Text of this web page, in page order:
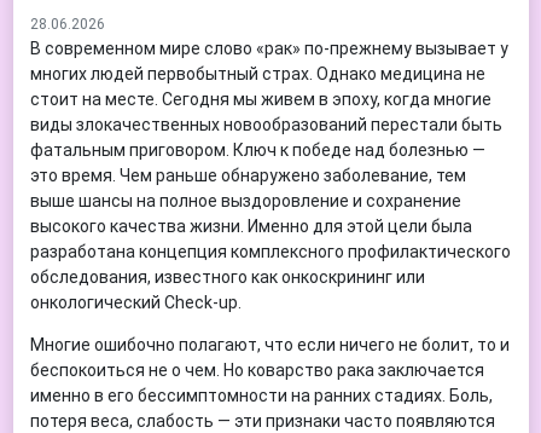
28.06.2026
В современном мире слово «рак» по-прежнему вызывает у
многих людей первобытный страх. Однако медицина не
стоит на месте. Сегодня мы живем в эпоху, когда многие
виды злокачественных новообразований перестали быть
фатальным приговором. Ключ к победе над болезнью —
это время. Чем раньше обнаружено заболевание, тем
выше шансы на полное выздоровление и сохранение
высокого качества жизни. Именно для этой цели была
разработана концепция комплексного профилактического
обследования, известного как онкоскрининг или
онкологический Check-up.
Многие ошибочно полагают, что если ничего не болит, то и
беспокоиться не о чем. Но коварство рака заключается
именно в его бессимптомности на ранних стадиях. Боль,
потеря веса, слабость — эти признаки часто появляются